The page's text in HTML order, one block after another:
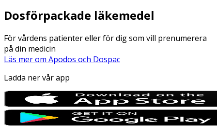
Dosförpackade läkemedel
För vårdens patienter eller för dig som vill prenumerera
på din medicin
Läs mer om Apodos och Dospac
Ladda ner vår app